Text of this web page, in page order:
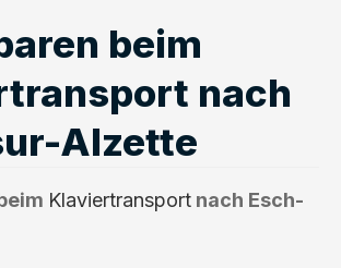
beim
nach
Alzette
Klaviertransport nach Esch-